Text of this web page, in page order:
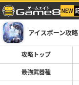
アイスボーン攻
攻略トップ
最強武器種